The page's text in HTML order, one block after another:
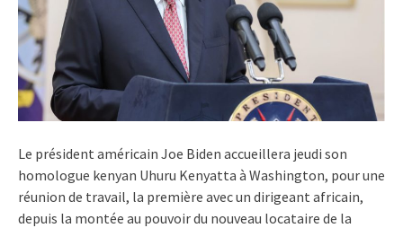
Le président américain Joe Biden accueillera jeudi son
homologue kenyan Uhuru Kenyatta à Washington, pour une
réunion de travail, la première avec un dirigeant africain,
depuis la montée au pouvoir du nouveau locataire de la